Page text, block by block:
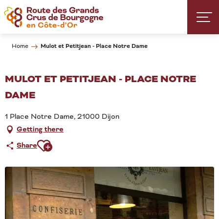
Aller
au
contenu
Home Mulot et Petitjean - Place Notre Dame
MULOT ET PETITJEAN - PLACE NOTRE
DAME
1 Place Notre Dame, 21000 Dijon
Getting there
ShareAjouter aux favoris